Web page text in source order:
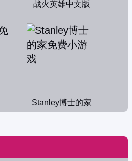
战火英雄中文版
Stanley博士的家